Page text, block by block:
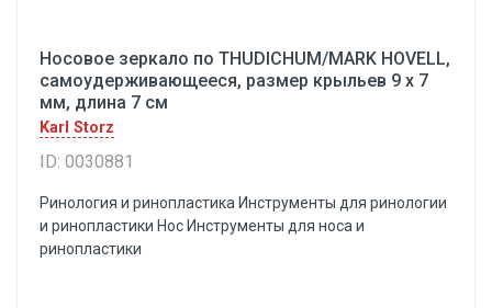
Носовое зеркало по THUDICHUM/MARK HOVELL,
самоудерживающееся, размер крыльев 9 x 7
мм, длина 7 см
Karl Storz
ID: 0030881
Ринология и ринопластика Инструменты для ринологии
и ринопластики Hoc Инструменты для носа и
ринопластики